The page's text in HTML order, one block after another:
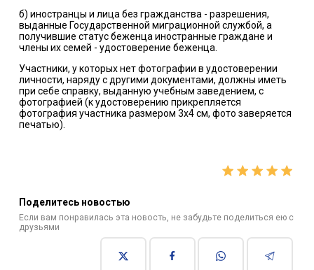
б) иностранцы и лица без гражданства - разрешения,
выданные Государственной миграционной службой, а
получившие статус беженца иностранные граждане и
члены их семей - удостоверение беженца.
Участники, у которых нет фотографии в удостоверении
личности, наряду с другими документами, должны иметь
при себе справку, выданную учебным заведением, с
фотографией (к удостоверению прикрепляется
фотография участника размером 3х4 см, фото заверяется
печатью).
Поделитесь новостью
Если вам понравилась эта новость, не забудьте поделиться ею с
друзьями